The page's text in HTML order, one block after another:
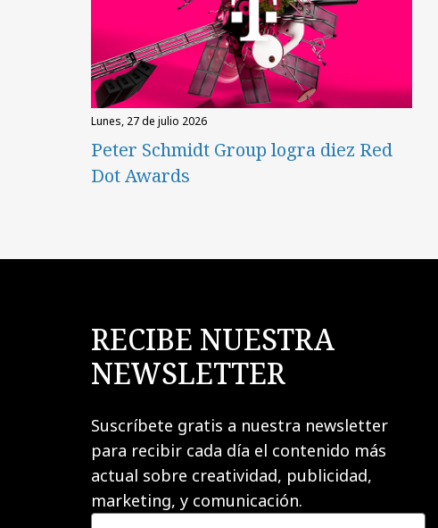
lunes, 27 de julio 2026
Peter Schmidt Group logra diez Red
Dot Awards
RECIBE NUESTRA
NEWSLETTER
Suscríbete gratis a nuestra newsletter
para recibir cada día el contenido más
actual sobre creatividad, publicidad,
marketing, y comunicación.